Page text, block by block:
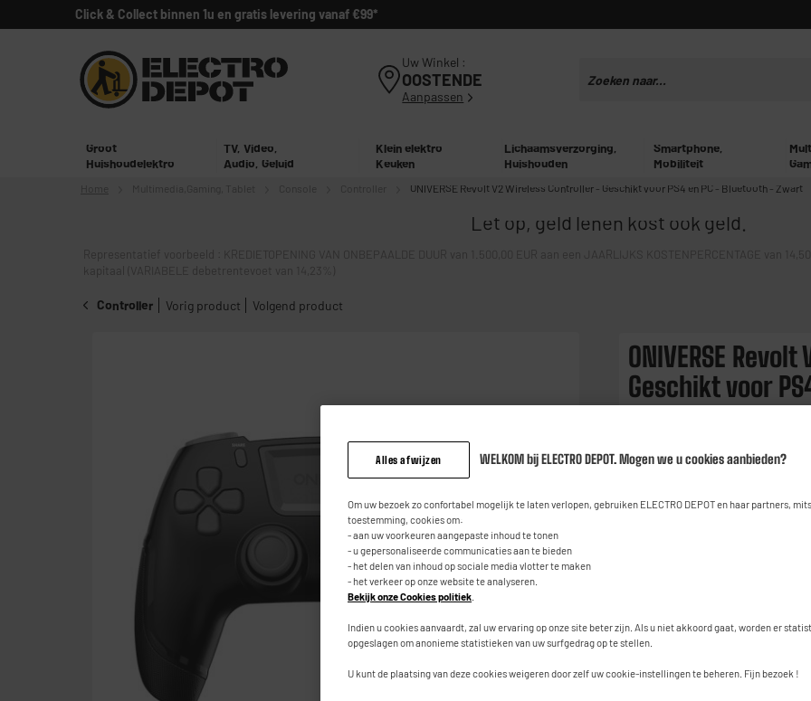
Click & Collect binnen 1u en gratis levering vanaf €99*
Uw Winkel :
OOSTENDE
Aanpassen
Groot
Huishoudelektro
TV, Video,
Audio, Geluid
Klein elektro
Keuken
Lichaamsverzorging,
Huishouden
Smartphone,
Mobiliteit
Gaming, Tablet ONIVERSE Revolt V2 Wireless Controller - Geschikt voor PS4 en PC - Bluetooth - Zwart
Let op, geld lenen kost ook geld.
Representatief voorbeeld : KREDIETOPENING VAN ONBEPAALDE DUUR van 1.500,00 EUR aan een JAARLIJKS KOSTENPERCENTAGE van
kapitaal (VARIABELE debetrentevoet van 14,23%)
Controller Vorig product Volgend product
ONIVERSE
Geschikt voor
Dezelfde
23€95
Waarvan0€07
Toevoegen aan
Alles afwijzen WELKOM bij ELECTRO DEPOT. Mogen we u cookies aanbieden?
Om uw bezoek zo confortabel mogelijk te laten verlopen, gebruiken ELECTRO DEPOT en haar partners,
toestemming, cookies om:
- aan uw voorkeuren aangepaste inhoud te tonen
- u gepersonaliseerde communicaties aan te bieden
- het delen van inhoud op sociale media vlotter te maken
- het verkeer op onze website te analyseren.
Bekijk onze Cookies politiek
Indien u cookies aanvaardt, zal uw ervaring op onze site beter zijn. Als u niet akkoord gaat, worden er
opgeslagen om anonieme statistieken van uw surfgedrag op te stellen.
U kunt de plaatsing van deze cookies weigeren door zelf uw cookie-instellingen te beheren. Fijn bezoek !